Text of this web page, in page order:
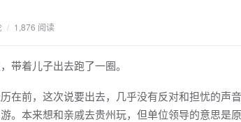
/ 1,876 阅读
着儿子出去跑了一圈。
前，这次说要出去，几乎没有反对和担忧的声
。本来想和亲戚去贵州玩，但单位领导的意思是